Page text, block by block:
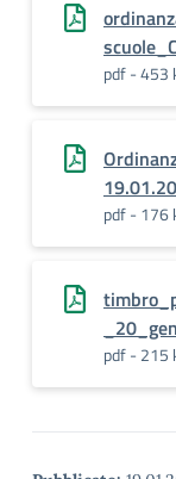
pdf - 453
pdf - 176
pdf - 215